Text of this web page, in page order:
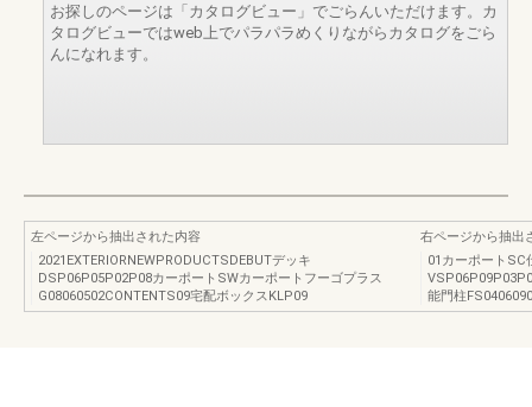
お探しのページは「カタログビュー」でごらんいただけます。カ
タログビューではweb上でパラパラめくりながらカタログをごら
んになれます。
左ページから抽出された内容
2021EXTERIORNEWPRODUCTSDEBUTデッキ
DSP06P05P02P08カーポートSWカーポートフーゴプラス
G08060502CONTENTS09宅配ボックスKLP09
右ページから抽出
01カーポートSC
能門柱